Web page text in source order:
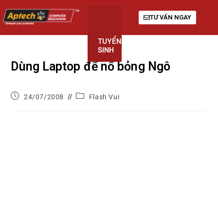
TUYỂN
SINH
TƯ VẤN NGAY
Dùng Laptop để nổ bỏng Ngô
24/07/2008 Flash Vui